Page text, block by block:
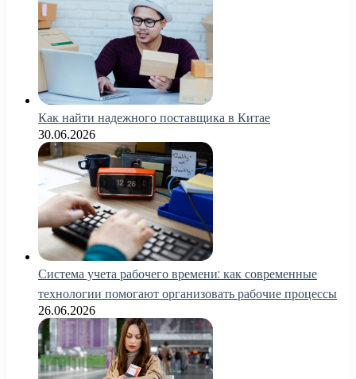
Как найти надежного поставщика в Китае
30.06.2026
Система учета рабочего времени: как современные
технологии помогают организовать рабочие процессы
26.06.2026